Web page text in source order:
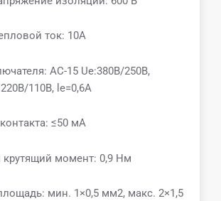
ток: 10А
AC-15 Ue:380В/250В,
110В, le=0,6A
≤50 мА
момент: 0,9 Нм
мин. 1×0,5 мм2, макс. 2×1,5